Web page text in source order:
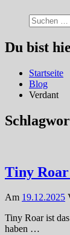
Du bist
Startseite
Blog
Verdant
Tiny
Am 19.12.2025
Tiny Roar ist
haben …